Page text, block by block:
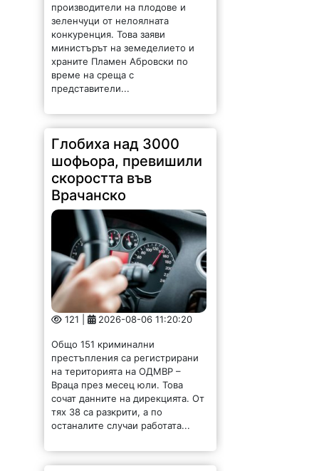
производители на плодове и
зеленчуци от нелоялната
конкуренция. Това заяви
министърът на земеделието и
храните Пламен Абровски по
време на среща с
представители...
Глобиха над 3000
шофьора, превишили
скоростта във
Врачанско
121 | 2026-08-06 11:20:20
Общо 151 криминални
престъпления са регистрирани
на територията на ОДМВР –
Враца през месец юли. Това
сочат данните на дирекцията. От
тях 38 са разкрити, а по
останалите случаи работата...